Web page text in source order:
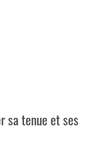
sa tenue et ses